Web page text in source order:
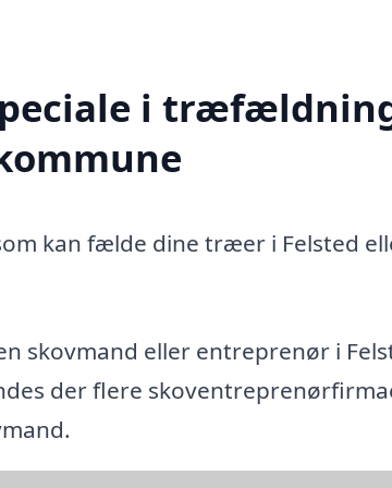
i
kan fælde dine træer i Felsted
skovmand eller entreprenør i
der flere